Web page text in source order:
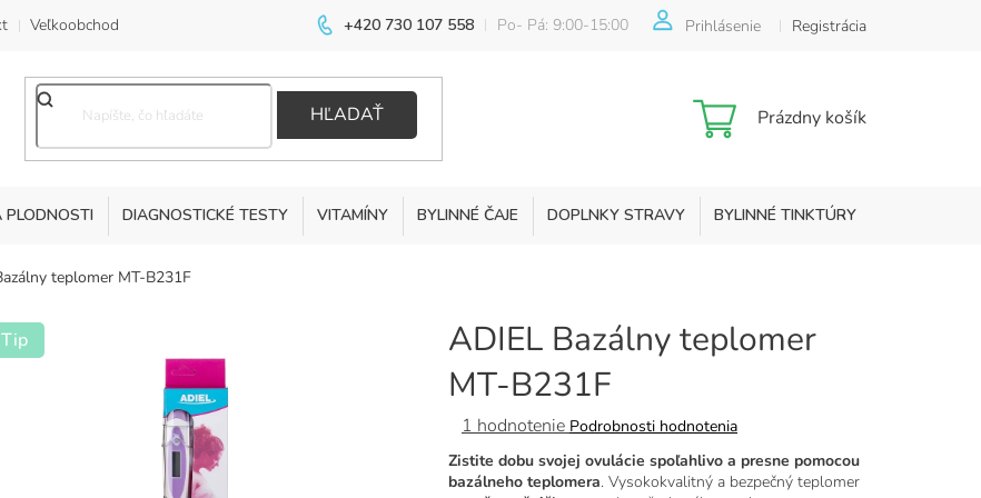
+420 730 107 558 Po- Pá: 9:00-15:00
Veľkoobchod Prihlásenie Registrácia
HĽADAŤ
Nákupný
Prázdny košík
PLODNOSTI DIAGNOSTICKÉ TESTY VITAMÍNY BYLINNÉ ČAJE DOPLNKY STRAVY BYLINNÉ TINKTÚRY
teplomer MT-B231F
Tip
ADIEL Bazálny teplomer
MT-B231F
Priemerné
produktu
je
1 hodnotenie Podrobnosti hodnotenia
Zistite dobu svojej ovulácie spoľahlivo a presne pomocou
bazálneho teplomera. Vysokokvalitný a bezpečný teplomer